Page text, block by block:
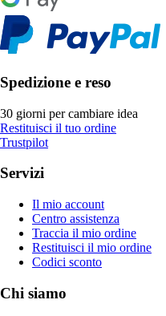
Spedizione e reso
30 giorni per cambiare idea
Restituisci il tuo ordine
Trustpilot
Servizi
Il mio account
Centro assistenza
Traccia il mio ordine
Restituisci il mio ordine
Codici sconto
Chi siamo